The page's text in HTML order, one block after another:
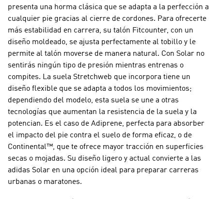
presenta una horma clásica que se adapta a la perfección a
cualquier pie gracias al cierre de cordones. Para ofrecerte
más estabilidad en carrera, su talón Fitcounter, con un
diseño moldeado, se ajusta perfectamente al tobillo y le
permite al talón moverse de manera natural. Con Solar no
sentirás ningún tipo de presión mientras entrenas o
compites. La suela Stretchweb que incorpora tiene un
diseño flexible que se adapta a todos los movimientos;
dependiendo del modelo, esta suela se une a otras
tecnologías que aumentan la resistencia de la suela y la
potencian. Es el caso de Adiprene, perfecta para absorber
el impacto del pie contra el suelo de forma eficaz, o de
Continental™, que te ofrece mayor tracción en superficies
secas o mojadas. Su diseño ligero y actual convierte a las
adidas Solar en una opción ideal para preparar carreras
urbanas o maratones.